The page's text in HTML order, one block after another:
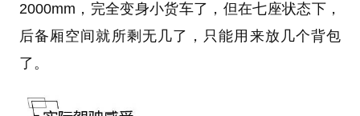
2000mm，完全变身小货车了，但在七座状态下，
后备厢空间就所剩无几了，只能用来放几个背包
了。